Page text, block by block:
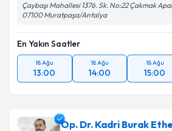
Çaybaşı Mahallesi 1376. Sk. No:22 Çakmak
07100 Muratpaşa/Antalya
En Yakın Saatler
18 Ağu
13:00
18 Ağu
14:00
18 Ağu
15:00
Op. Dr. Kadri Burak